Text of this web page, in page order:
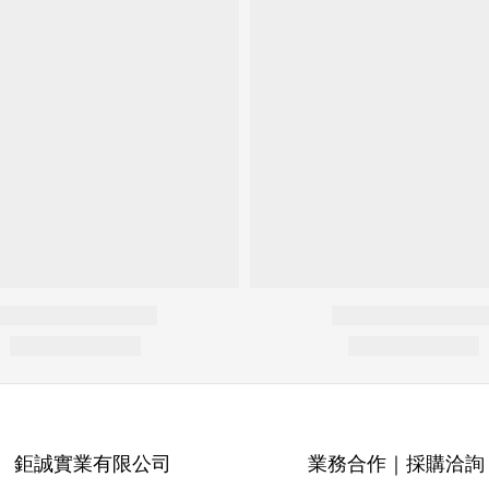
鉅誠實業有限公司 業務合作｜採購洽詢